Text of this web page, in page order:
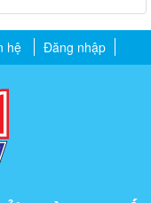
hệ Đăng nhập